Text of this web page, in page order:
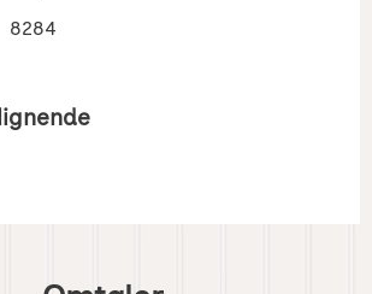
8284